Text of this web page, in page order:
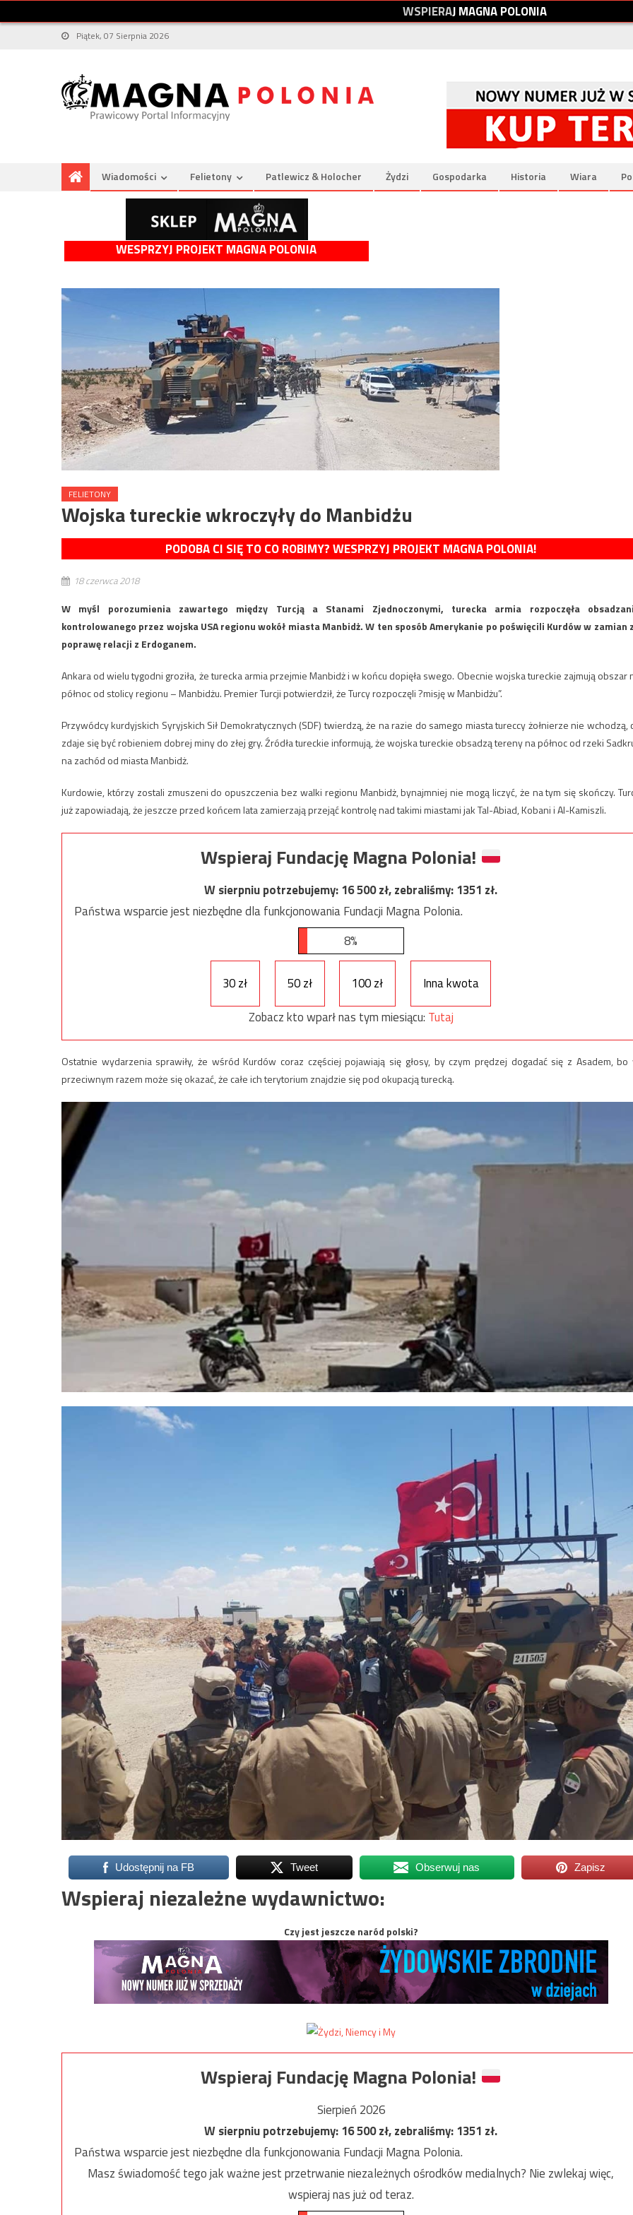
WSPIERAJMAGNAPOLONIA
Piątek, 07 Sierpnia 2026
Wiadomości Felietony Patlewicz & Holocher Żydzi Gospodarka Historia Wiara
WESPRZYJ PROJEKT MAGNA POLONIA
FELIETONY
Wojska tureckie wkroczyły do Manbidżu
PODOBA CI SIĘ TO CO ROBIMY? WESPRZYJ PROJEKT MAGNA POLONIA!
18 czerwca 2018
W myśl porozumienia zawartego między Turcją a Stanami Zjednoczonymi, turecka armia rozpoczęła
kontrolowanego przez wojska USA regionu wokół miasta Manbidż. W ten sposób Amerykanie po poświęcili Kurdów w zamian
poprawę relacji z Erdoganem.
Ankara od wielu tygodni groziła, że turecka armia przejmie Manbidż i w końcu dopięła swego. Obecnie wojska tureckie zajmują obszar
północ od stolicy regionu – Manbidżu. Premier Turcji potwierdził, że Turcy rozpoczęli ?misję w Manbidżu”.
Przywódcy kurdyjskich Syryjskich Sił Demokratycznych (SDF) twierdzą, że na razie do samego miasta tureccy żołnierze nie wchodzą,
zdaje się być robieniem dobrej miny do złej gry. Źródła tureckie informują, że wojska tureckie obsadzą tereny na północ od rzeki
na zachód od miasta Manbidż.
Kurdowie, którzy zostali zmuszeni do opuszczenia bez walki regionu Manbidż, bynajmniej nie mogą liczyć, że na tym się skończy.
już zapowiadają, że jeszcze przed końcem lata zamierzają przejąć kontrolę nad takimi miastami jak Tal-Abiad, Kobani i Al-Kamiszli.
Wspieraj Fundację Magna Polonia!
W sierpniu potrzebujemy:16 500zł, zebraliśmy:1351 zł.
Państwa wsparcie jest niezbędne dla funkcjonowania Fundacji Magna Polonia.
8%
30 zł 50 zł 100 zł
Inna kwota
Zobacz kto wparł nas tym miesiącu: Tutaj
Ostatnie wydarzenia sprawiły, że wśród Kurdów coraz częściej pojawiają się głosy, by czym prędzej dogadać się z Asadem, bo
przeciwnym razem może się okazać, że całe ich terytorium znajdzie się pod okupacją turecką.
Udostępnij na FB Tweet Obserwuj nas Zapisz
Wspieraj niezależne wydawnictwo:
Czy jest jeszcze naród polski?
Wspieraj Fundację Magna Polonia!
Sierpień 2026
W sierpniu potrzebujemy:16 500zł, zebraliśmy:1351 zł.
Państwa wsparcie jest niezbędne dla funkcjonowania Fundacji Magna Polonia.
Masz świadomość tego jak ważne jest przetrwanie niezależnych ośrodków medialnych? Nie zwlekaj więc,
wspieraj nas już od teraz.